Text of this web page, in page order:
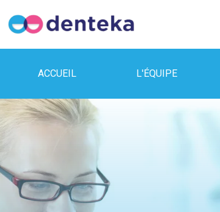
ACCUEIL L'ÉQUIPE